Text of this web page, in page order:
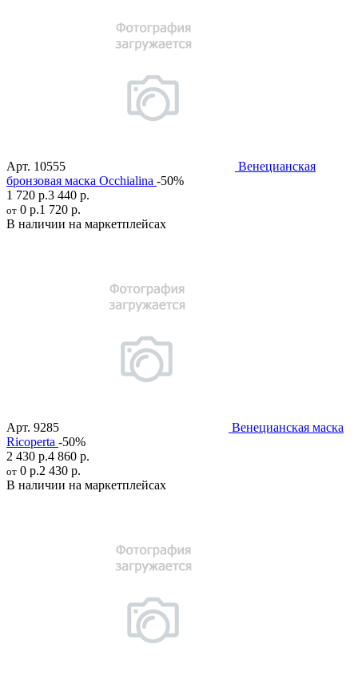
Арт. 10555
Венецианская
бронзовая маска Occhialina -50%
1 720 р.3 440 р.
от 0 р.1 720 р.
В наличии на маркетплейсах
Арт. 9285
Венецианская маска
Ricoperta -50%
2 430 р.4 860 р.
от 0 р.2 430 р.
В наличии на маркетплейсах